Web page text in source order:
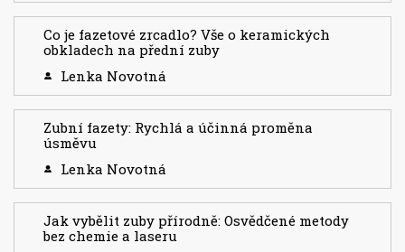
Co je fazetové zrcadlo? Vše o keramických
obkladech na přední zuby
Lenka Novotná
Zubní fazety: Rychlá a účinná proměna
úsměvu
Lenka Novotná
Jak vybělit zuby přírodně: Osvědčené metody
bez chemie a laseru